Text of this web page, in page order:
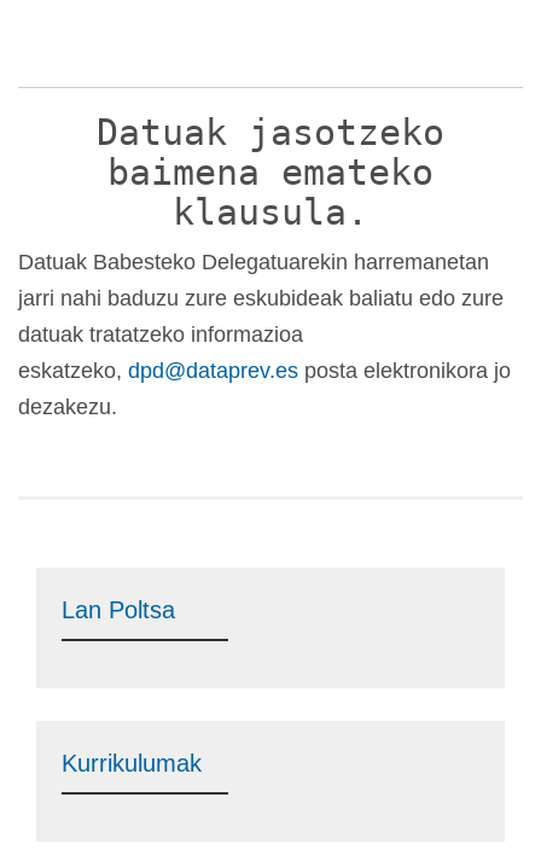
Datuak jasotzeko
baimena emateko
klausula.
Datuak Babesteko Delegatuarekin harremanetan
jarri nahi baduzu zure eskubideak baliatu edo zure
datuak tratatzeko informazioa
eskatzeko, dpd@dataprev.es posta elektronikora jo
dezakezu.
Lan Poltsa
Kurrikulumak